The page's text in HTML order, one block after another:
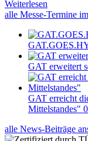
Weiterlesen
alle Messe-Termine
GAT erweitert
GAT erreicht
Mittelstandes"
alle News-Beiträge